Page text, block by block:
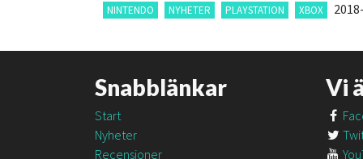
NINTENDO NYHETER PLAYSTATION XBOX
Snabblänkar
Start
Nyheter
Recensioner
Vi